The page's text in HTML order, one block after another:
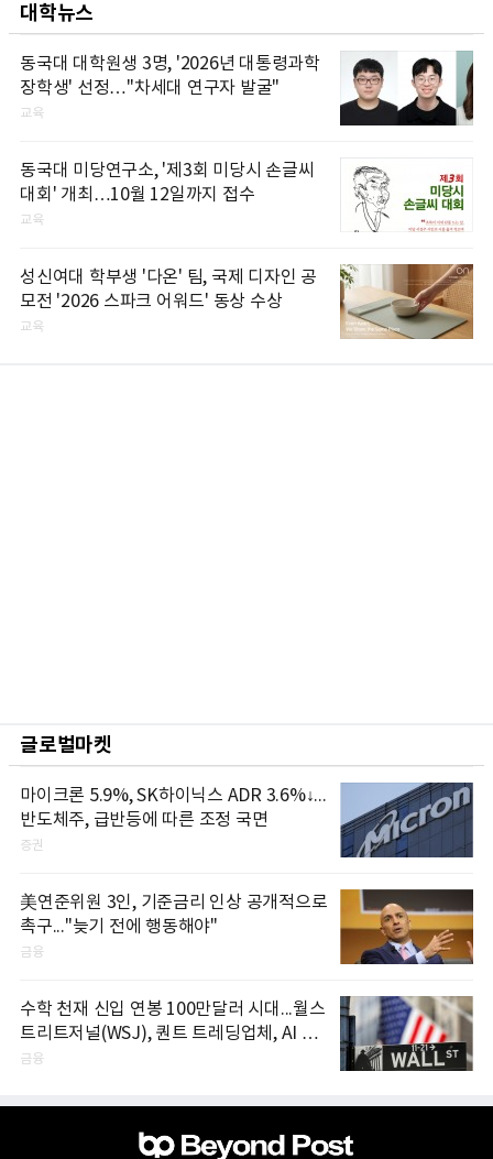
대학뉴스
동국대 대학원생 3명, '2026년 대통령과학
장학생' 선정…"차세대 연구자 발굴"
교육
동국대 미당연구소, '제3회 미당시 손글씨
대회' 개최…10월 12일까지 접수
교육
성신여대 학부생 '다온' 팀, 국제 디자인 공
모전 '2026 스파크 어워드' 동상 수상
교육
글로벌마켓
마이크론 5.9%, SK하이닉스 ADR 3.6%↓...
반도체주, 급반등에 따른 조정 국면
증권
美연준위원 3인, 기준금리 인상 공개적으로
촉구..."늦기 전에 행동해야"
금융
수학 천재 신입 연봉 100만달러 시대...월스
트리트저널(WSJ), 퀀트 트레딩업체, AI 기
업들 인재 확보 경쟁
금융